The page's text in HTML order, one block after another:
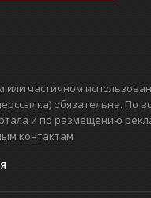
или частичном
обязательна. По
и по размещению
контактам